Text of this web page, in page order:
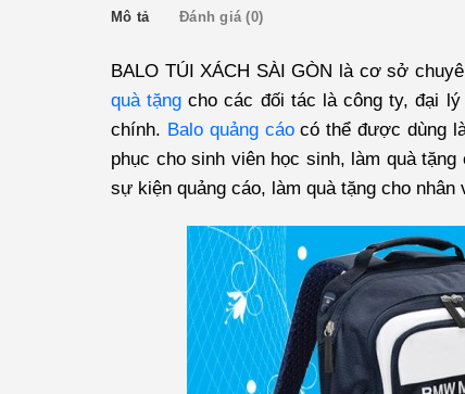
Mô tả Đánh giá (0)
BALO TÚI XÁCH SÀI GÒN là cơ sở
quà tặng cho các đối tác là công ty, đại
chính. Balo quảng cáocó thể được dùng
phục cho sinh viên học sinh, làm quà
sự kiện quảng cáo, làm quà tặng cho nhân